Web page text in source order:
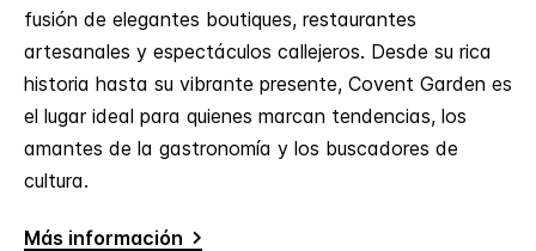
fusión de elegantes boutiques, restaurantes
artesanales y espectáculos callejeros. Desde su rica
historia hasta su vibrante presente, Covent Garden es
el lugar ideal para quienes marcan tendencias, los
amantes de la gastronomía y los buscadores de
cultura.
Más información